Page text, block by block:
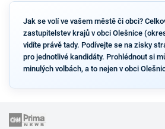
Jak se volí ve vašem městě či obci?
zastupitelstev krajů v obci Olešnice
vidíte právě tady. Podívejte se na zisky
pro jednotlivé kandidáty. Prohlédnout si
minulých volbách, a to nejen v obci